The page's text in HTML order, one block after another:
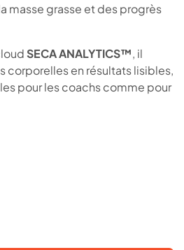
masse grasse et des progrès
SECA ANALYTICS™, il
corporelles en résultats lisibles,
pour les coachs comme pour